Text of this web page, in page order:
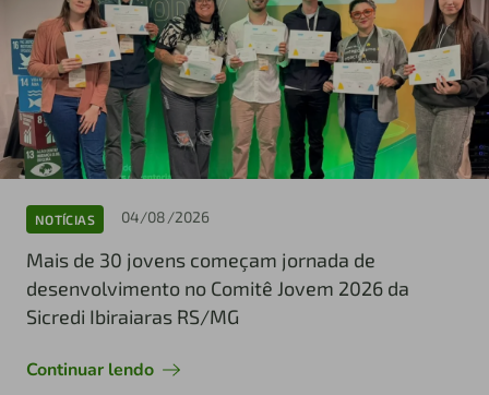
NOTÍCIAS 04/08/2026
Mais de 30 jovens começam jornada de
desenvolvimento no Comitê Jovem 2026 da
Sicredi Ibiraiaras RS/MG
Continuar lendo